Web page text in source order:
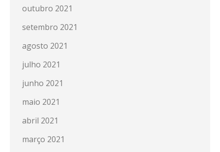
outubro 2021
setembro 2021
agosto 2021
julho 2021
junho 2021
maio 2021
abril 2021
março 2021